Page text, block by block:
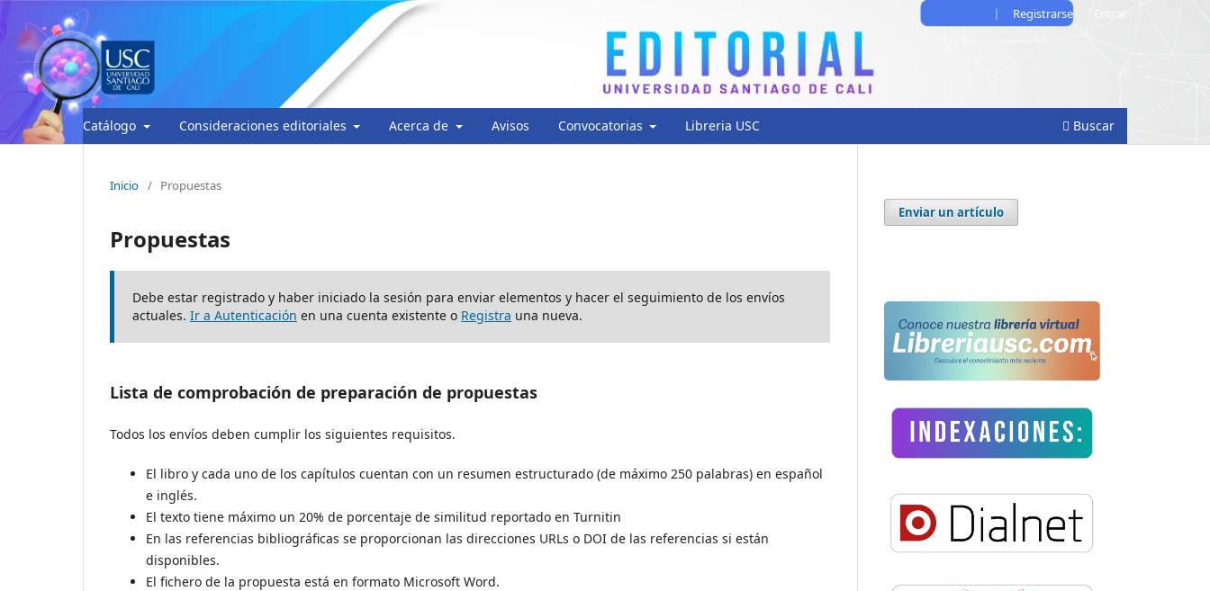
Catálogo Consideraciones editoriales Acerca de Avisos Convocatorias Libreria USC Buscar
Registrarse
Inicio / Propuestas
Propuestas
Debe estar registrado y haber iniciado la sesión para enviar elementos y hacer el seguimiento de los envíos
actuales. Ir a Autenticación en una cuenta existente o Registra una nueva.
Lista de comprobación de preparación de propuestas
Todos los envíos deben cumplir los siguientes requisitos.
El libro y cada uno de los capítulos cuentan con un resumen estructurado (de máximo 250 palabras) en español
e inglés.
El texto tiene máximo un 20% de porcentaje de similitud reportado en Turnitin
En las referencias bibliográficas se proporcionan las direcciones URLs o DOI de las referencias si están
disponibles.
El fichero de la propuesta está en formato Microsoft Word.
Enviar un artículo